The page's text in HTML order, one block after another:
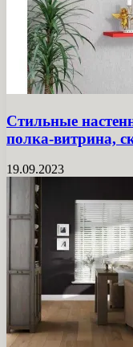
Стильные
полка-витрина,
19.09.2023